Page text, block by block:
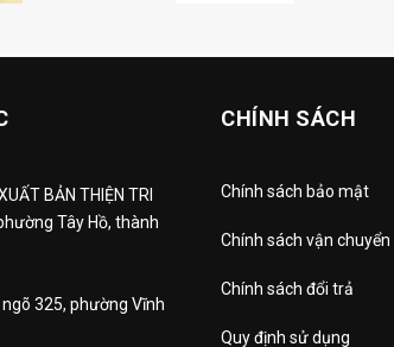
BẢN THIỆN TRI
Tây Hồ, thành
325, phường Vĩnh
CHÍNH SÁCH
Chính sách bảo mật
Chính sách vận chuyển
Chính sách đổi trả
Quy định sử dụng